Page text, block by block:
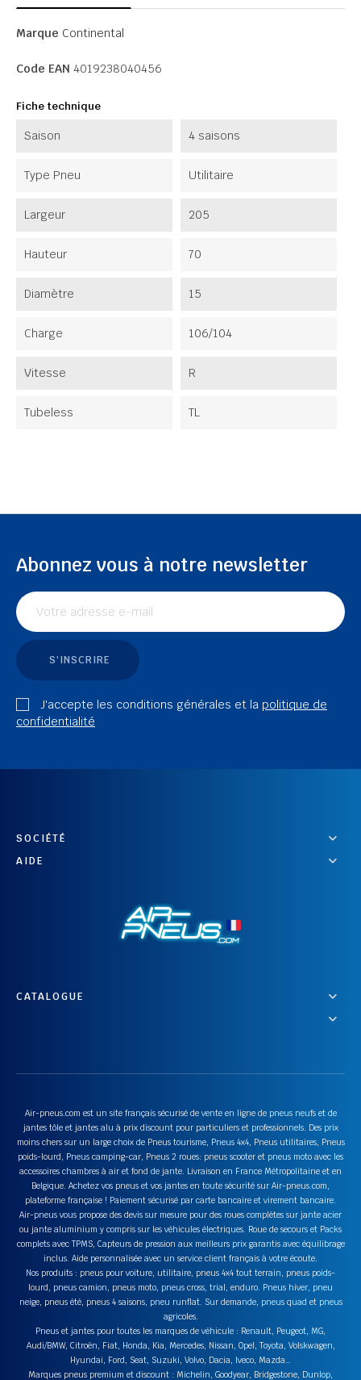
Marque Continental
Code EAN 4019238040456
Fiche technique
Saison 4 saisons
Type Pneu Utilitaire
Largeur 205
Hauteur 70
Diamètre 15
Charge 106/104
Vitesse R
Tubeless TL
Abonnez vous à notre newsletter
S'INSCRIRE
J'accepte les conditions générales et la politique de
confidentialité
SOCIÉTÉ
AIDE
CATALOGUE
Air-pneus.com est un site français sécurisé de vente en ligne de pneus neufs et de
jantes tôle et jantes alu à prix discount pour particuliers et professionnels. Des prix
moins chers sur un large choix de Pneus tourisme, Pneus 4x4, Pneus utilitaires, Pneus
poids-lourd, Pneus camping-car, Pneus 2 roues: pneus scooter et pneus moto avec les
accessoires chambres à air et fond de jante. Livraison en France Métropolitaine et en
Belgique. Achetez vos pneus et vos jantes en toute sécurité sur Air-pneus.com,
plateforme française ! Paiement sécurisé par carte bancaire et virement bancaire.
Air-pneus vous propose des devis sur mesure pour des roues complètes sur jante acier
ou jante aluminium y compris sur les véhicules électriques. Roue de secours et Packs
complets avec TPMS, Capteurs de pression aux meilleurs prix garantis avec équilibrage
inclus. Aide personnalisée avec un service client français à votre écoute.
Nos produits : pneus pour voiture, utilitaire, pneus 4x4 tout terrain, pneus poids-
lourd, pneus camion, pneus moto, pneus cross, trial, enduro. Pneus hiver, pneu
neige, pneus été, pneus 4 saisons, pneu runflat. Sur demande, pneus quad et pneus
agricoles.
Pneus et jantes pour toutes les marques de véhicule : Renault, Peugeot, MG,
Audi/BMW, Citroën, Fiat, Honda, Kia, Mercedes, Nissan, Opel, Toyota, Volskwagen,
Hyundai, Ford, Seat, Suzuki, Volvo, Dacia, Iveco, Mazda…
Marques pneus premium et discount : Michelin, Goodyear, Bridgestone, Dunlop,